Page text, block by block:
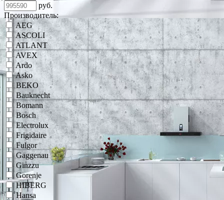
руб.
Производитель:
AEG
ASCOLI
ATLANT
AVEX
Ardo
Asko
BEKO
Bauknecht
Bomann
Bosch
Electrolux
Frigidaire
Fulgor
Gaggenau
Ginzzu
Gorenje
HIBERG
Hansa